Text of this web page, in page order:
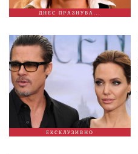
ДНЕС ПРАЗНУВА...
ЕКСКЛУЗИВНО